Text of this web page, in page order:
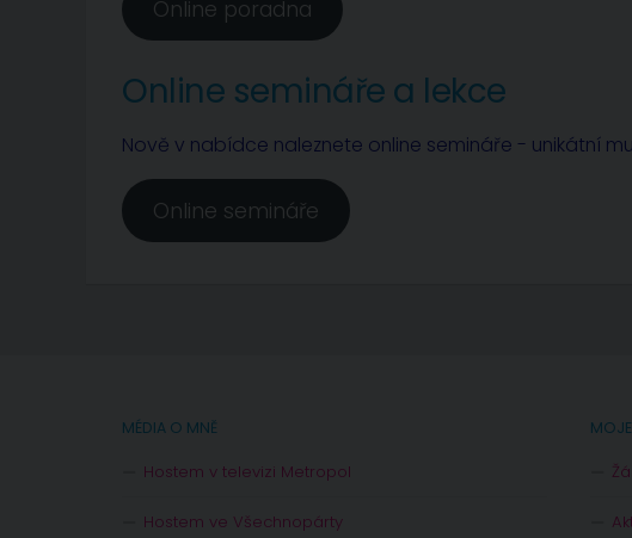
Online poradna
Online semináře a lekce
Nově v nabídce naleznete online semináře - unikátní
Online semináře
MÉDIA O MNĚ
Hostem v televizi Metropol
Hostem ve Všechnopárty